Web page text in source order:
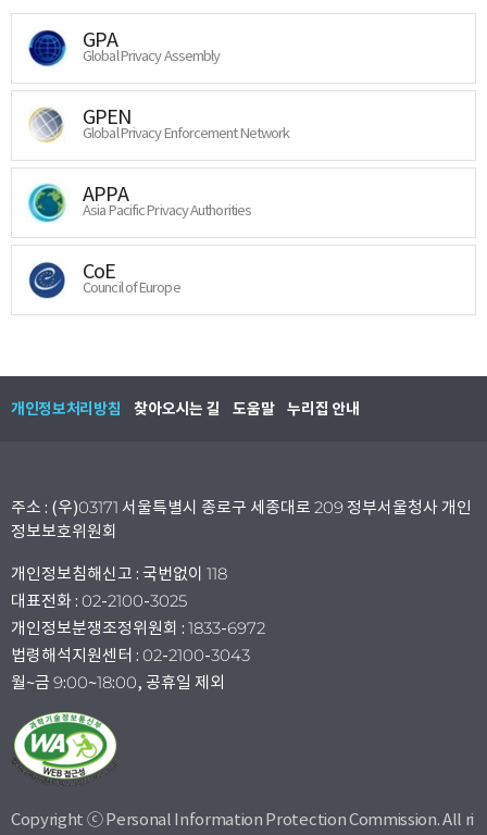
GPA
Global Privacy Assembly
GPEN
Global Privacy Enforcement Network
APPA
Asia Pacific Privacy Authorities
CoE
Council of Europe
개인정보처리방침 찾아오시는 길 도움말 누리집 안내
주소 : (우)03171 서울특별시 종로구 세종대로 209 정부서울청사 개인
정보보호위원회
개인정보침해신고 : 국번없이 118
대표전화 : 02-2100-3025
개인정보분쟁조정위원회 : 1833-6972
법령해석지원센터 : 02-2100-3043
월~금 9:00~18:00, 공휴일 제외
Copyright ⓒ Personal Information Protection Commission. All ri